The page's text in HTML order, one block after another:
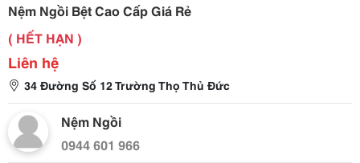
Nệm Ngồi Bệt Cao Cấp Giá Rẻ
( HẾT HẠN )
Liên hệ
34 Đường Số 12 Trường Thọ Thủ Đức
Nệm Ngồi
0944 601 966